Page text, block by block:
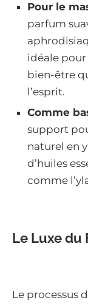
Pour le
parfum
idéale
bien-être
l’esprit.
Comme
support
naturel en
d’huiles
comme
Le Luxe du
Le processus